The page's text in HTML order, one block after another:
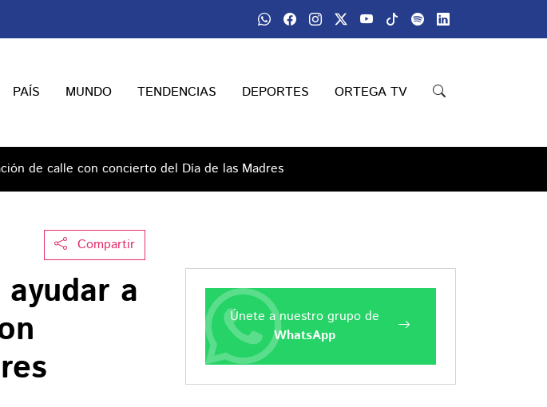
PAÍS MUNDO TENDENCIAS DEPORTES ORTEGA TV
de calle con concierto del Día de las Madres
Compartir
a
Únete a nuestro grupo de
WhatsApp